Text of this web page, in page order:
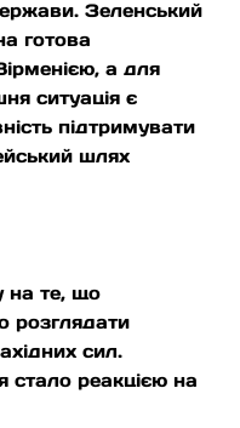
Зеленський
готова
а для
ситуація є
підтримувати
шлях
на те, що
розглядати
сил.
стало реакцією на